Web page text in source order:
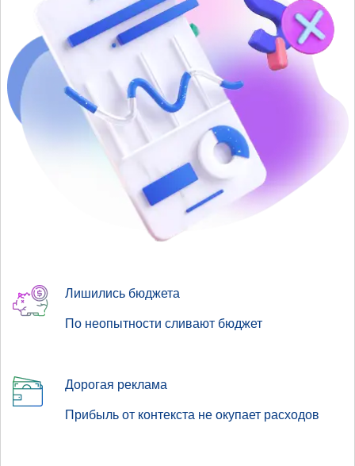
Лишились бюджета
По неопытности сливают бюджет
Дорогая реклама
Прибыль от контекста не окупает расходов